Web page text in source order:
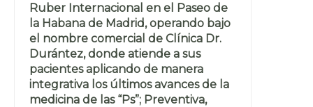
Ruber Internacional en el Paseo de
la Habana de Madrid, operando bajo
el nombre comercial de Clínica Dr.
Durántez, donde atiende a sus
pacientes aplicando de manera
integrativa los últimos avances de la
medicina de las “Ps”; Preventiva,